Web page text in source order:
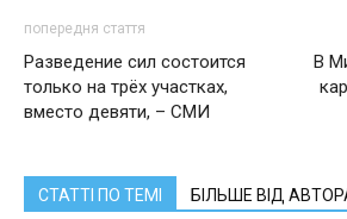
попередня стаття
Разведение сил состоится
только на трёх участках,
вместо девяти, – СМИ
В
СТАТТІ ПО ТЕМІ БІЛЬШЕ ВІД